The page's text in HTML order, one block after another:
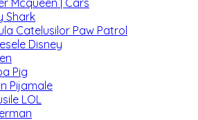
Mcqueen | Cars
Shark
Catelusilor Paw Patrol
Disney
Pig
Pijamale
LOL